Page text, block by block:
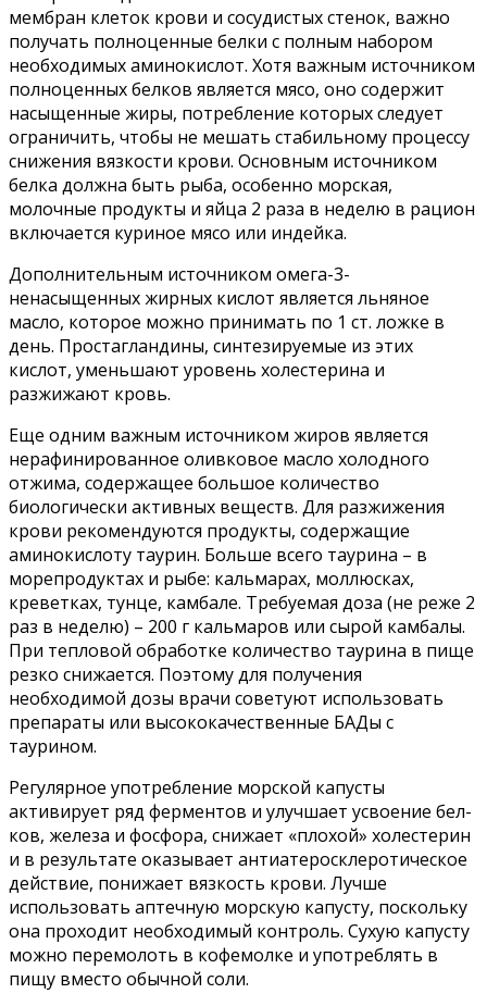
мембран клеток крови и сосудистых стенок, важно
получать полноценные белки с полным набо­ром
необходимых аминокислот. Хотя важным источником
полноценных белков является мясо, оно содержит
насыщенные жиры, потребление которых следует
ограничить, чтобы не мешать стабильному процессу
снижения вязкости крови. Основ­ным источником
белка должна быть рыба, особенно морская,
молочные продукты и яйца 2 раза в неделю в рацион
включается куриное мясо или индейка.
Дополнительным источником омега-3-
ненасыщенных жирных кис­лот является льняное
масло, кото­рое можно принимать по 1 ст. ложке в
день. Простагландины, синтези­руемые из этих
кислот, уменьшают уровень холестерина и
разжижают кровь.
Еще одним важным источником жиров является
нерафинирован­ное оливковое масло холодного
отжима, содержащее большое количество
биологически активных веществ. Для разжижения
крови реко­мендуются продукты, содержащие
аминокислоту таурин. Больше всего таурина – в
морепродуктах и рыбе: кальмарах, моллюсках,
креветках, тунце, камбале. Требуемая доза (не реже 2
раз в неделю) – 200 г кальма­ров или сырой камбалы.
При тепло­вой обработке количество таурина в пище
резко снижается. Поэтому для получения
необходимой дозы врачи советуют использовать
препараты или высококачественные БАДы с
таурином.
Регулярное употребление мор­ской капусты
активирует ряд фер­ментов и улучшает усвоение бел­
ков, железа и фосфора, снижает «плохой» холестерин
и в результате оказывает антиатеросклеротическое
действие, понижает вязкость крови. Лучше
использовать аптечную морс­кую капусту, поскольку
она проходит необходимый контроль. Сухую капус­ту
можно перемолоть в кофемолке и употреблять в
пищу вместо обычной соли.